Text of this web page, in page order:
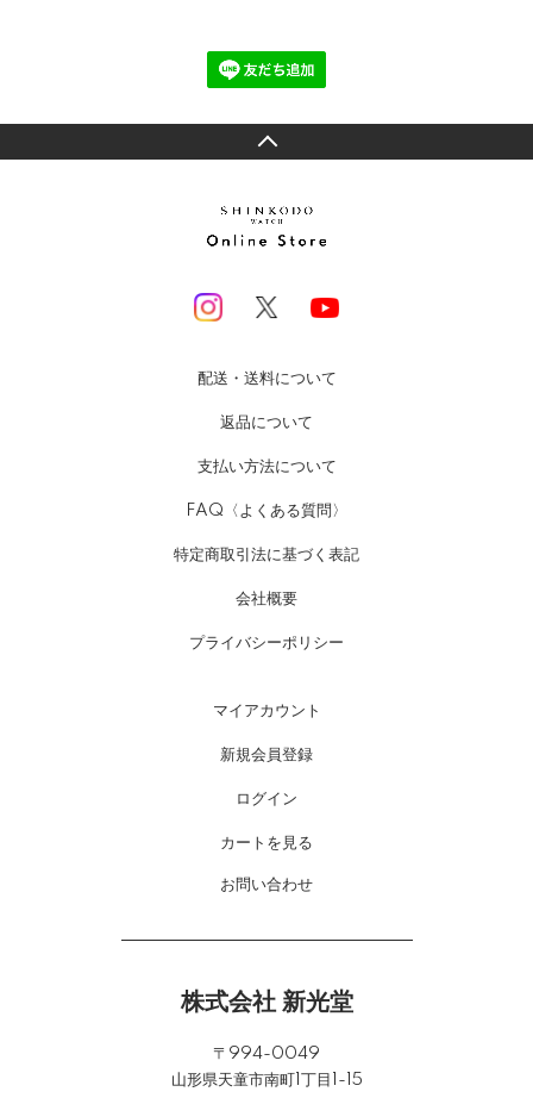
配送・送料について
返品について
支払い方法について
FAQ〈よくある質問〉
特定商取引法に基づく表記
会社概要
プライバシーポリシー
マイアカウント
新規会員登録
ログイン
カートを見る
お問い合わせ
株式会社 新光堂
〒994-0049
山形県天童市南町1丁目1-15